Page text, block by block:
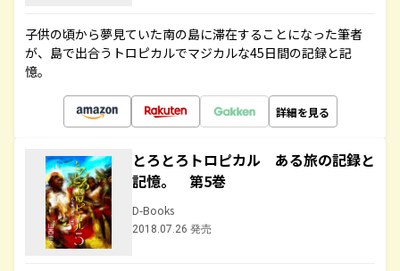
子供の頃から夢見ていた南の島に滞在することになった筆者
が、島で出合うトロピカルでマジカルな45日間の記録と記
憶。
詳細を見る
とろとろトロピカル ある旅の記録と
記憶。 第5巻
D-Books
2018.07.26 発売